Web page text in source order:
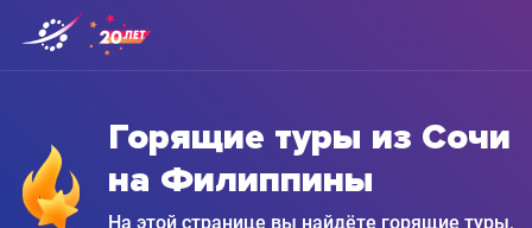
Горящие туры из Сочи
на Филиппины
На этой странице вы найдёте горящие туры,